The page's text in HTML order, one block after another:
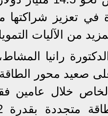
في تعزيز
من الآليات
رانيا المشاط،
صعيد محور